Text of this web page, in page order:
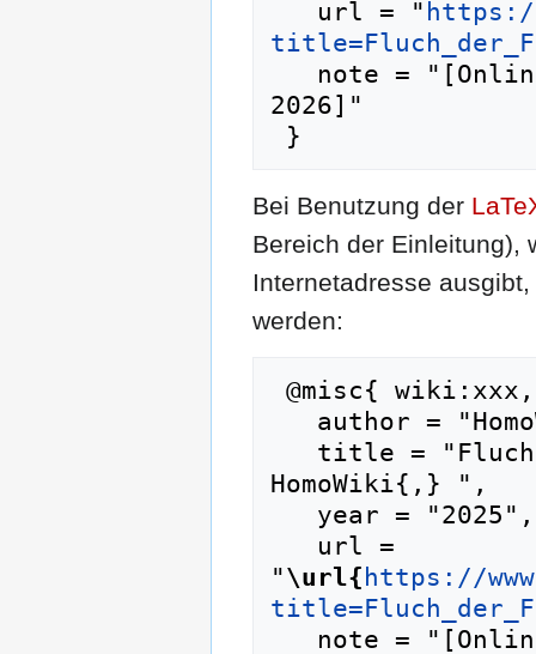
   url = "
https://
2026]"
Bei Benutzung der
Bereich der Einleitung),
Internetadresse
werden:
HomoWiki{,} ",
"\url{ https://